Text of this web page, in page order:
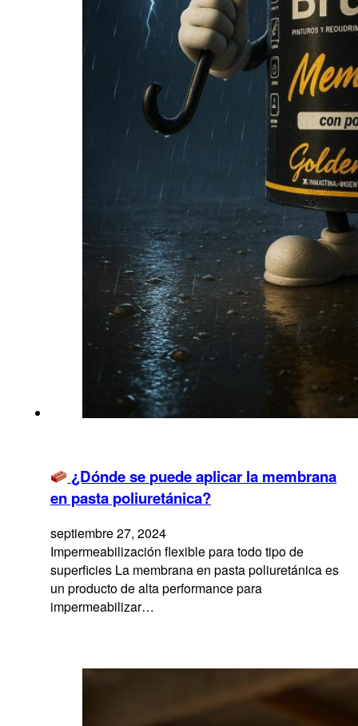
¿Dónde se puede aplicar la membrana
en pasta poliuretánica?
septiembre 27, 2024
Impermeabilización flexible para todo tipo de
superficies La membrana en pasta poliuretánica es
un producto de alta performance para
impermeabilizar…